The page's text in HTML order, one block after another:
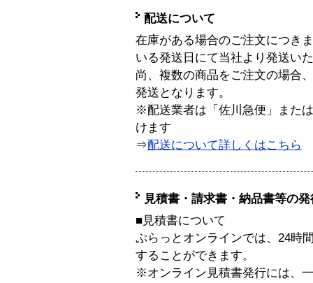
配送について
在庫がある場合のご注文につき
いる発送日にて当社より発送い
尚、複数の商品をご注文の場合
発送となります。
※配送業者は「佐川急便」また
けます
⇒配送について詳しくはこちら
見積書・請求書・納品書等の
■見積書について
ぷらっとオンラインでは、24時
することができます。
※オンライン見積書発行には、